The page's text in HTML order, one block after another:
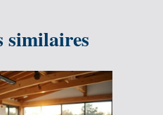
similaires